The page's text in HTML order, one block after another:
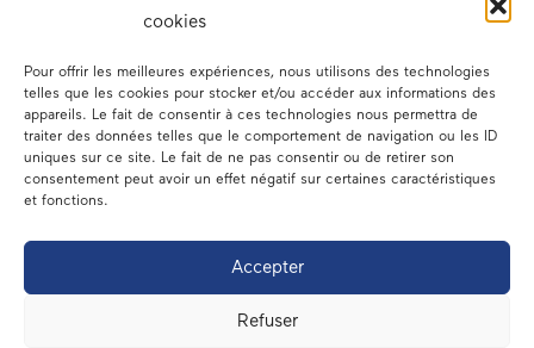
cookies
Pour offrir les meilleures expériences, nous utilisons des technologies
telles que les cookies pour stocker et/ou accéder aux informations des
appareils. Le fait de consentir à ces technologies nous permettra de
traiter des données telles que le comportement de navigation ou les ID
uniques sur ce site. Le fait de ne pas consentir ou de retirer son
consentement peut avoir un effet négatif sur certaines caractéristiques
et fonctions.
Accepter
Refuser
Votre député
Dans les médias
En circonscription